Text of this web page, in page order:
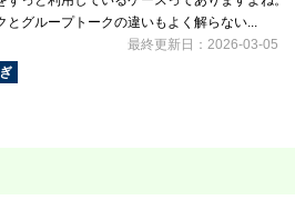
とグループトークの違いもよく解らない...
最終更新日：2026-03-05